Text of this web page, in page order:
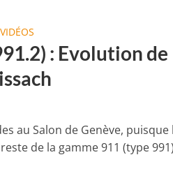
VIDÉOS
: Evolution de
au Salon de Genève, puisque
de la gamme 911 (type